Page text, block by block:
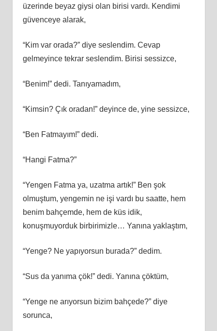
üzerinde beyaz giysi olan birisi vardı. Kendimi
güvenceye alarak,
“Kim var orada?” diye seslendim. Cevap
gelmeyince tekrar seslendim. Birisi sessizce,
“Benim!” dedi. Tanıyamadım,
“Kimsin? Çık oradan!” deyince de, yine sessizce,
“Ben Fatmayım!” dedi.
“Hangi Fatma?”
“Yengen Fatma ya, uzatma artık!” Ben şok
olmuştum, yengemin ne işi vardı bu saatte, hem
benim bahçemde, hem de küs idik,
konuşmuyorduk birbirimizle… Yanına yaklaştım,
“Yenge? Ne yapıyorsun burada?” dedim.
“Sus da yanıma çök!” dedi. Yanına çöktüm,
“Yenge ne arıyorsun bizim bahçede?” diye
sorunca,